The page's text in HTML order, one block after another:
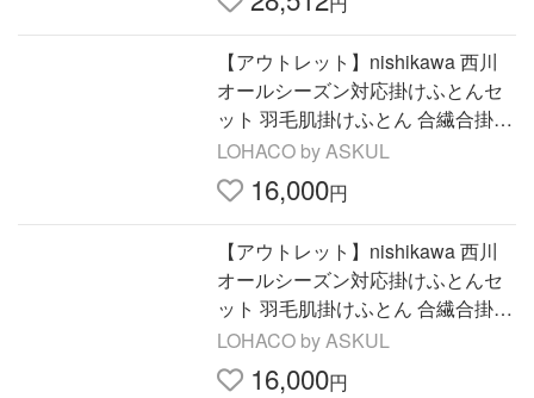
【アウトレット】nishikawa 西川
オールシーズン対応掛けふとんセ
ット 羽毛肌掛けふとん 合繊合掛け
ふとん デュエット掛けふとん 3重
ガーゼカバーセット
LOHACO by ASKUL
16,000円
【アウトレット】nishikawa 西川
オールシーズン対応掛けふとんセ
ット 羽毛肌掛けふとん 合繊合掛け
ふとん デュエット掛けふとん 3重
ガーゼカバーセット
LOHACO by ASKUL
16,000円